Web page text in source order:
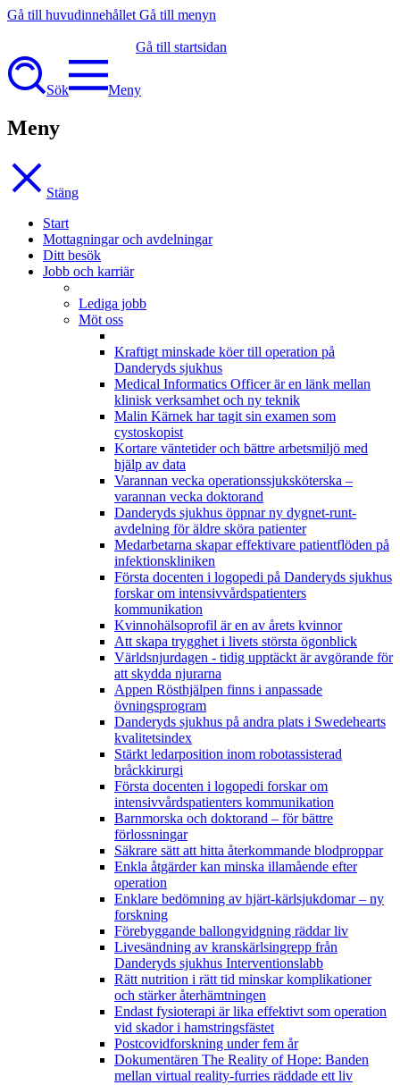
Gå till huvudinnehållet Gå till menyn
Gå till startsidan
Sök Meny
Meny
Stäng
Start
Mottagningar och avdelningar
Ditt besök
Jobb och karriär
Lediga jobb
Möt oss
Kraftigt minskade köer till operation på
Danderyds sjukhus
Medical Informatics Officer är en länk mellan
klinisk verksamhet och ny teknik
Malin Kärnek har tagit sin examen som
cystoskopist
Kortare väntetider och bättre arbetsmiljö med
hjälp av data
Varannan vecka operationssjuksköterska –
varannan vecka doktorand
Danderyds sjukhus öppnar ny dygnet-runt-
avdelning för äldre sköra patienter
Medarbetarna skapar effektivare patientflöden på
infektionskliniken
Första docenten i logopedi på Danderyds sjukhus
forskar om intensivvårdspatienters
kommunikation
Kvinnohälsoprofil är en av årets kvinnor
Att skapa trygghet i livets största ögonblick
Världsnjurdagen - tidig upptäckt är avgörande för
att skydda njurarna
Appen Rösthjälpen finns i anpassade
övningsprogram
Danderyds sjukhus på andra plats i Swedehearts
kvalitetsindex
Stärkt ledarposition inom robotassisterad
bråckkirurgi
Första docenten i logopedi forskar om
intensivvårdspatienters kommunikation
Barnmorska och doktorand – för bättre
förlossningar
Säkrare sätt att hitta återkommande blodproppar
Enkla åtgärder kan minska illamående efter
operation
Enklare bedömning av hjärt-kärlsjukdomar – ny
forskning
Förebyggande ballongvidgning räddar liv
Livesändning av kranskärlsingrepp från
Danderyds sjukhus Interventionslabb
Rätt nutrition i rätt tid minskar komplikationer
och stärker återhämtningen
Endast fysioterapi är lika effektivt som operation
vid skador i hamstringsfästet
Postcovidforskning under fem år
Dokumentären The Reality of Hope: Banden
mellan virtual reality-furries räddade ett liv